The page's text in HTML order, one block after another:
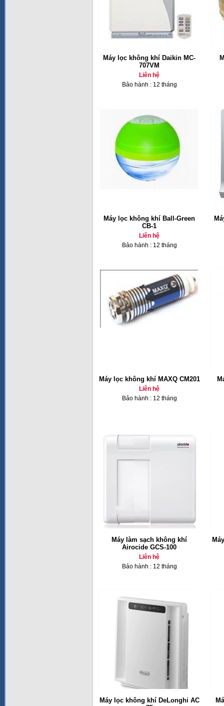
Máy lọc không khí Daikin MC-
707VM
Liên hệ
Bảo hành : 12 tháng
Máy lọc không khí Ball-Green
CB-1
Liên hệ
Bảo hành : 12 tháng
Máy lọc không khí MAXQ CM201
Liên hệ
Bảo hành : 12 tháng
Máy làm sạch không khí
Airocide GCS-100
Liên hệ
Bảo hành : 12 tháng
Máy lọc không khí DeLonghi AC